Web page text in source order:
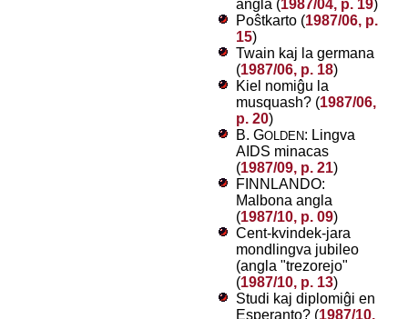
angla (1987/04, p. 19)
Poŝtkarto (1987/06, p.
15)
Twain kaj la germana
(1987/06, p. 18)
Kiel nomiĝu la
musquash? (1987/06,
p. 20)
B. GOLDEN: Lingva
AIDS minacas
(1987/09, p. 21)
FINNLANDO:
Malbona angla
(1987/10, p. 09)
Cent-kvindek-jara
mondlingva jubileo
(angla "trezorejo"
(1987/10, p. 13)
Studi kaj diplomiĝi en
Esperanto? (1987/10,